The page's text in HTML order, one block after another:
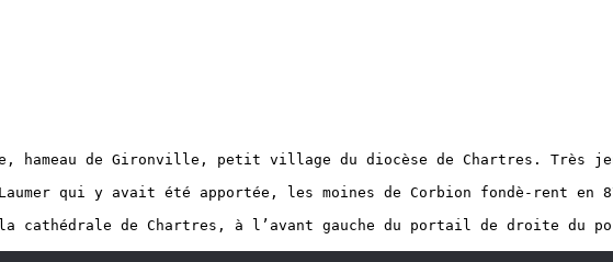
hameau de Gironville, petit village du diocèse de Chartres.
qui y avait été apportée, les moines de Corbion fondè-rent
cathédrale de Chartres, à l’avant gauche du portail de droite du